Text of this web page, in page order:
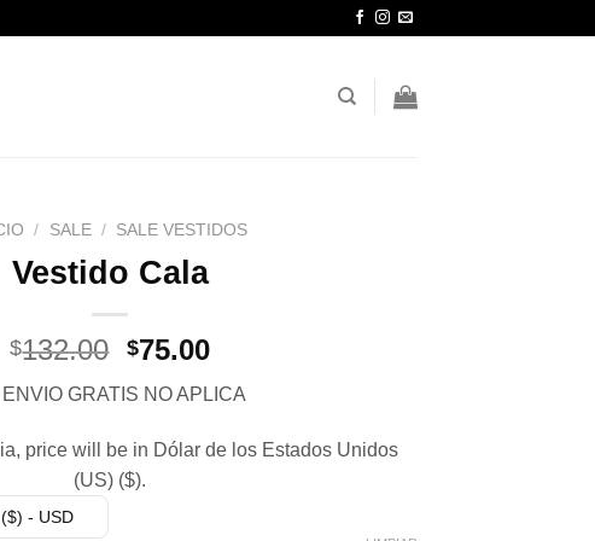
/ SALE / SALE VESTIDOS
Vestido Cala
$132.00 El
original
era:
$132.00.
$75.00El
actual
es:
$75.00.
ENVIO GRATIS NO APLICA
price will be in Dólar de los Estados Unidos
(US) ($).
- USD